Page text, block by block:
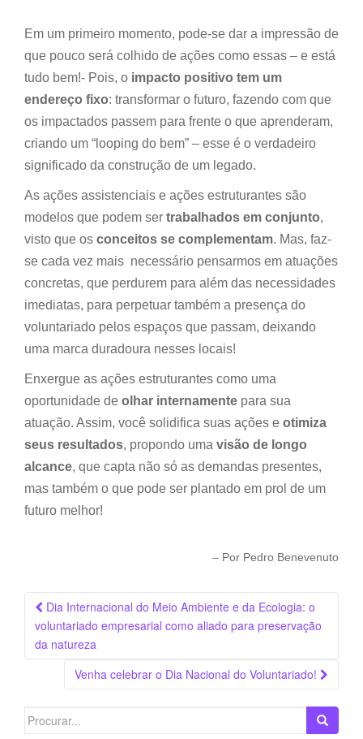
Em um primeiro momento, pode-se dar a impressão de
que pouco será colhido de ações como essas – e está
tudo bem!- Pois, o impacto positivo tem um
endereço fixo: transformar o futuro, fazendo com que
os impactados passem para frente o que aprenderam,
criando um “looping do bem” – esse é o verdadeiro
significado da construção de um legado.
As ações assistenciais e ações estruturantes são
modelos que podem ser trabalhados em conjunto,
visto que os conceitos se complementam. Mas, faz-
se cada vez mais necessário pensarmos em atuações
concretas, que perdurem para além das necessidades
imediatas, para perpetuar também a presença do
voluntariado pelos espaços que passam, deixando
uma marca duradoura nesses locais!
Enxergue as ações estruturantes como uma
oportunidade de olhar internamente para sua
atuação. Assim, você solidifica suas ações e otimiza
seus resultados, propondo uma visão de longo
alcance, que capta não só as demandas presentes,
mas também o que pode ser plantado em prol de um
futuro melhor!
– Por Pedro Benevenuto
Navegação
da
Postagem
Dia Internacional do Meio Ambiente e da Ecologia: o
voluntariado empresarial como aliado para preservação
da natureza
Venha celebrar o Dia Nacional do Voluntariado!
Search